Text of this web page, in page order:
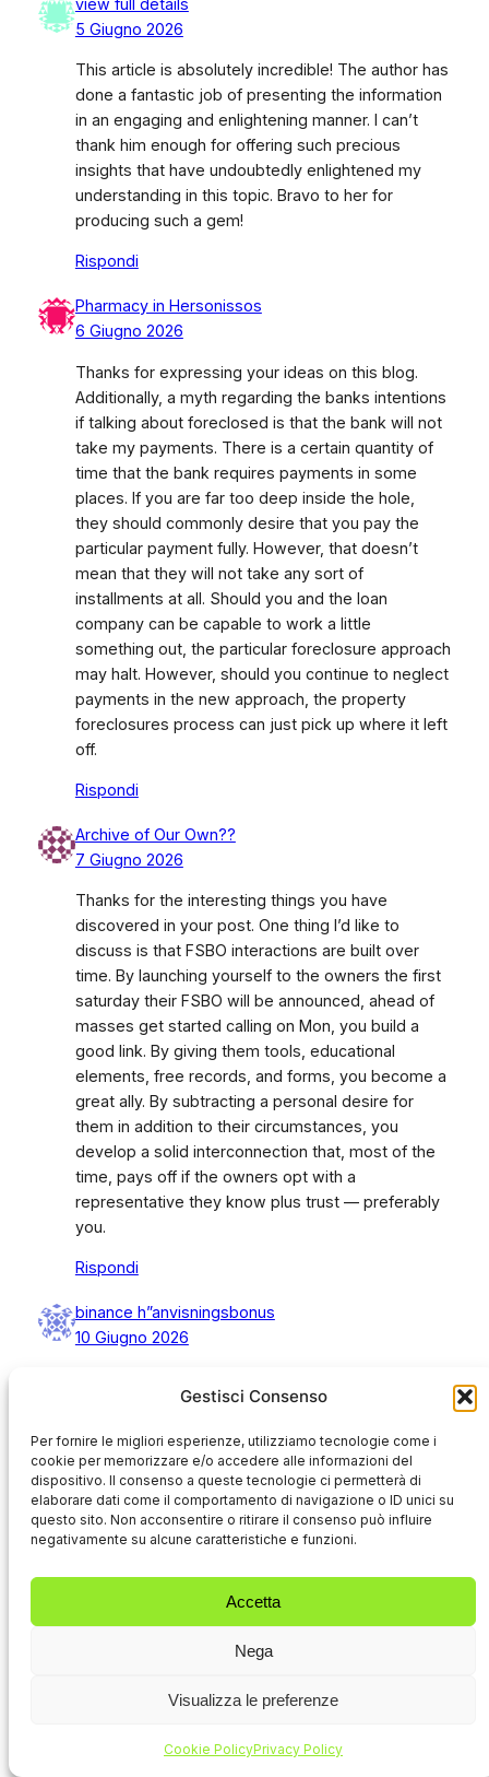
Gestisci Consenso
Per fornire le migliori esperienze, utilizziamo tecnologie come i
cookie per memorizzare e/o accedere alle informazioni del
dispositivo. Il consenso a queste tecnologie ci permetterà di
elaborare dati come il comportamento di navigazione o ID unici su
questo sito. Non acconsentire o ritirare il consenso può influire
negativamente su alcune caratteristiche e funzioni.
Accetta
Nega
Visualizza le preferenze
Cookie PolicyPrivacy Policy
view full details
5 Giugno 2026
This article is absolutely incredible! The author has
done a fantastic job of presenting the information
in an engaging and enlightening manner. I can’t
thank him enough for offering such precious
insights that have undoubtedly enlightened my
understanding in this topic. Bravo to her for
producing such a gem!
Rispondi
Pharmacy in Hersonissos
6 Giugno 2026
Thanks for expressing your ideas on this blog.
Additionally, a myth regarding the banks intentions
if talking about foreclosed is that the bank will not
take my payments. There is a certain quantity of
time that the bank requires payments in some
places. If you are far too deep inside the hole,
they should commonly desire that you pay the
particular payment fully. However, that doesn’t
mean that they will not take any sort of
installments at all. Should you and the loan
company can be capable to work a little
something out, the particular foreclosure approach
may halt. However, should you continue to neglect
payments in the new approach, the property
foreclosures process can just pick up where it left
off.
Rispondi
Archive of Our Own??
7 Giugno 2026
Thanks for the interesting things you have
discovered in your post. One thing I’d like to
discuss is that FSBO interactions are built over
time. By launching yourself to the owners the first
saturday their FSBO will be announced, ahead of
masses get started calling on Mon, you build a
good link. By giving them tools, educational
elements, free records, and forms, you become a
great ally. By subtracting a personal desire for
them in addition to their circumstances, you
develop a solid interconnection that, most of the
time, pays off if the owners opt with a
representative they know plus trust — preferably
you.
Rispondi
binance h”anvisningsbonus
10 Giugno 2026
posts, cool, your blog is very good.
code=GGYHGRE
Rispondi
mmo toplist vote bot
UpvoteRocket delivers anonymous automated
votes to 25+ game server toplists XtremeTop100,
GTop100, TopG, MMtop200, RagnaTOP, MuTop100
per successful vote delivered. Launch a campaign